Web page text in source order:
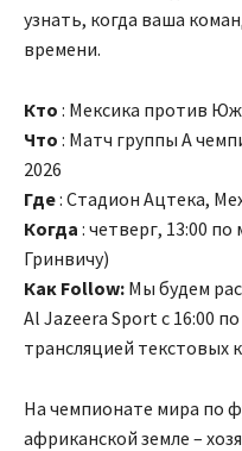
узнать, когда ваша
времени.
Кто : Мексика против
Что : Матч группы А
2026
Где: Стадион Ацтека,
Когда : четверг, 13:00
Гринвичу)
Как Follow: Мы будем
Al Jazeera Sport с 16:00
трансляцией текстовых
На чемпионате мира по
африканской земле –